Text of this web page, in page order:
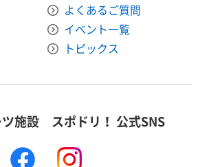
よくあるご質問
イベント一覧
トピックス
施設 スポドリ！ 公式SNS
facebook